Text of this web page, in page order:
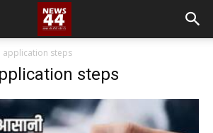
application steps
steps